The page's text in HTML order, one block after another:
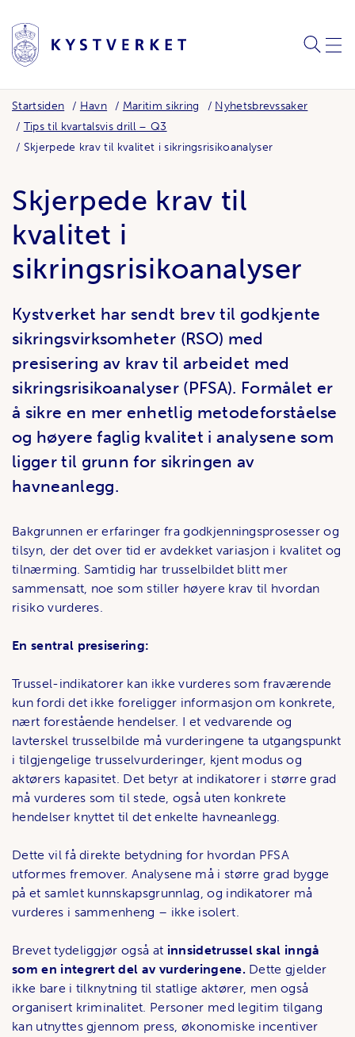
SØK
Startsiden Havn Maritim sikring
Nyhetsbrevssaker
Tips til kvartalsvis drill – Q3
Skjerpede krav til kvalitet i sikringsrisikoanalyser
Skjerpede krav til
kvalitet i
sikringsrisikoanalyser
Kystverket har sendt brev til godkjente
sikringsvirksomheter (RSO) med
presisering av krav til arbeidet med
sikringsrisikoanalyser (PFSA). Formålet er
å sikre en mer enhetlig metodeforståelse
og høyere faglig kvalitet i analysene som
ligger til grunn for sikringen av
havneanlegg.
Bakgrunnen er erfaringer fra godkjenningsprosesser og
tilsyn, der det over tid er avdekket variasjon i kvalitet og
tilnærming. Samtidig har trusselbildet blitt mer
sammensatt, noe som stiller høyere krav til hvordan
risiko vurderes.
En sentral presisering:
Trussel-indikatorer kan ikke vurderes som fraværende
kun fordi det ikke foreligger informasjon om konkrete,
nært forestående hendelser. I et vedvarende og
lavterskel trusselbilde må vurderingene ta utgangspunkt
i tilgjengelige trusselvurderinger, kjent modus og
aktørers kapasitet. Det betyr at indikatorer i større grad
må vurderes som til stede, også uten konkrete
hendelser knyttet til det enkelte havneanlegg.
Dette vil få direkte betydning for hvordan PFSA
utformes fremover. Analysene må i større grad bygge
på et samlet kunnskapsgrunnlag, og indikatorer må
vurderes i sammenheng – ikke isolert.
Brevet tydeliggjør også at innsidetrussel skal inngå
som en integrert del av vurderingene. Dette gjelder
ikke bare i tilknytning til statlige aktører, men også
organisert kriminalitet. Personer med legitim tilgang
kan utnyttes gjennom press, økonomiske incentiver